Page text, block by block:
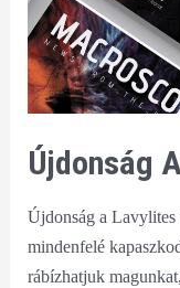
Újdonság
Újdonság a
mindenfelé
rábízhatjuk